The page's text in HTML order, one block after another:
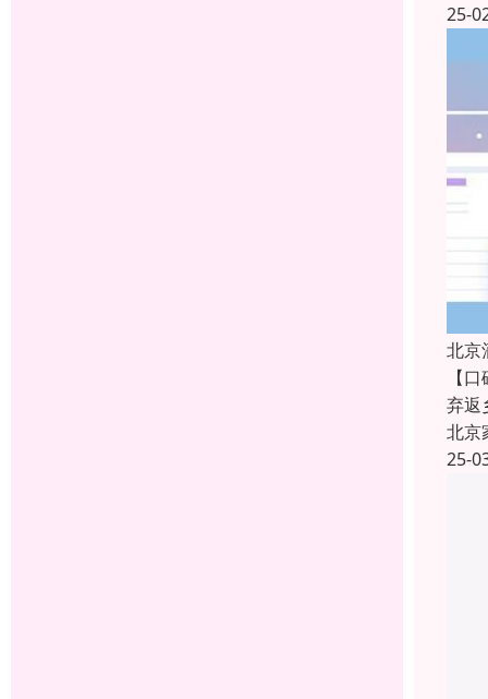
25-
北京
【
弃返
北京
25-